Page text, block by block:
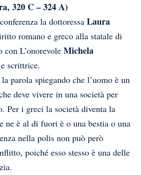
320 C – 324 A)
la dottoressa Laura
romano e greco alla statale di
L’onorevole Michela
scrittrice.
parola spiegando che l’uomo è un
deve vivere in una società per
Per i greci la società diventa la
ne è al di fuori è o una bestia o una
nella polis non può però
poiché esso stesso è una delle